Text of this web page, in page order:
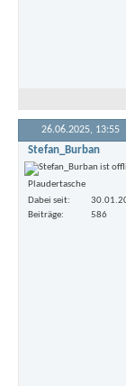
26.06.2025, 13:55
Stefan_Burban
Plaudertasche
Dabei seit
Beiträge
586